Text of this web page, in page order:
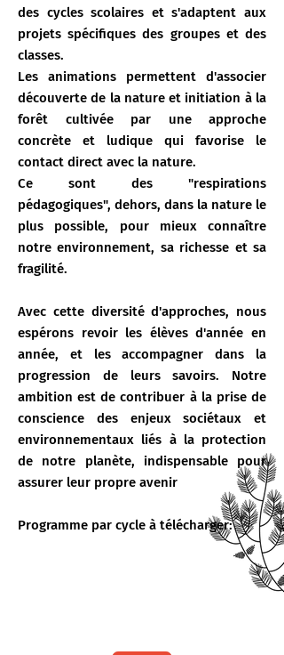
des cycles scolaires et s'adaptent aux
projets spécifiques des groupes et des
classes.
Les animations permettent d'associer
découverte de la nature et initiation à la
forêt cultivée par une approche
concrète et ludique qui favorise le
contact direct avec la nature.
Ce sont des "respirations
pédagogiques", dehors, dans la nature le
plus possible, pour mieux connaître
notre environnement, sa richesse et sa
fragilité.
Avec cette diversité d'approches, nous
espérons revoir les élèves d'année en
année, et les accompagner dans la
progression de leurs savoirs. Notre
ambition est de contribuer à la prise de
conscience des enjeux sociétaux et
environnementaux liés à la protection
de notre planète, indispensable pour
assurer leur propre avenir
Programme par cycle à télécharger: